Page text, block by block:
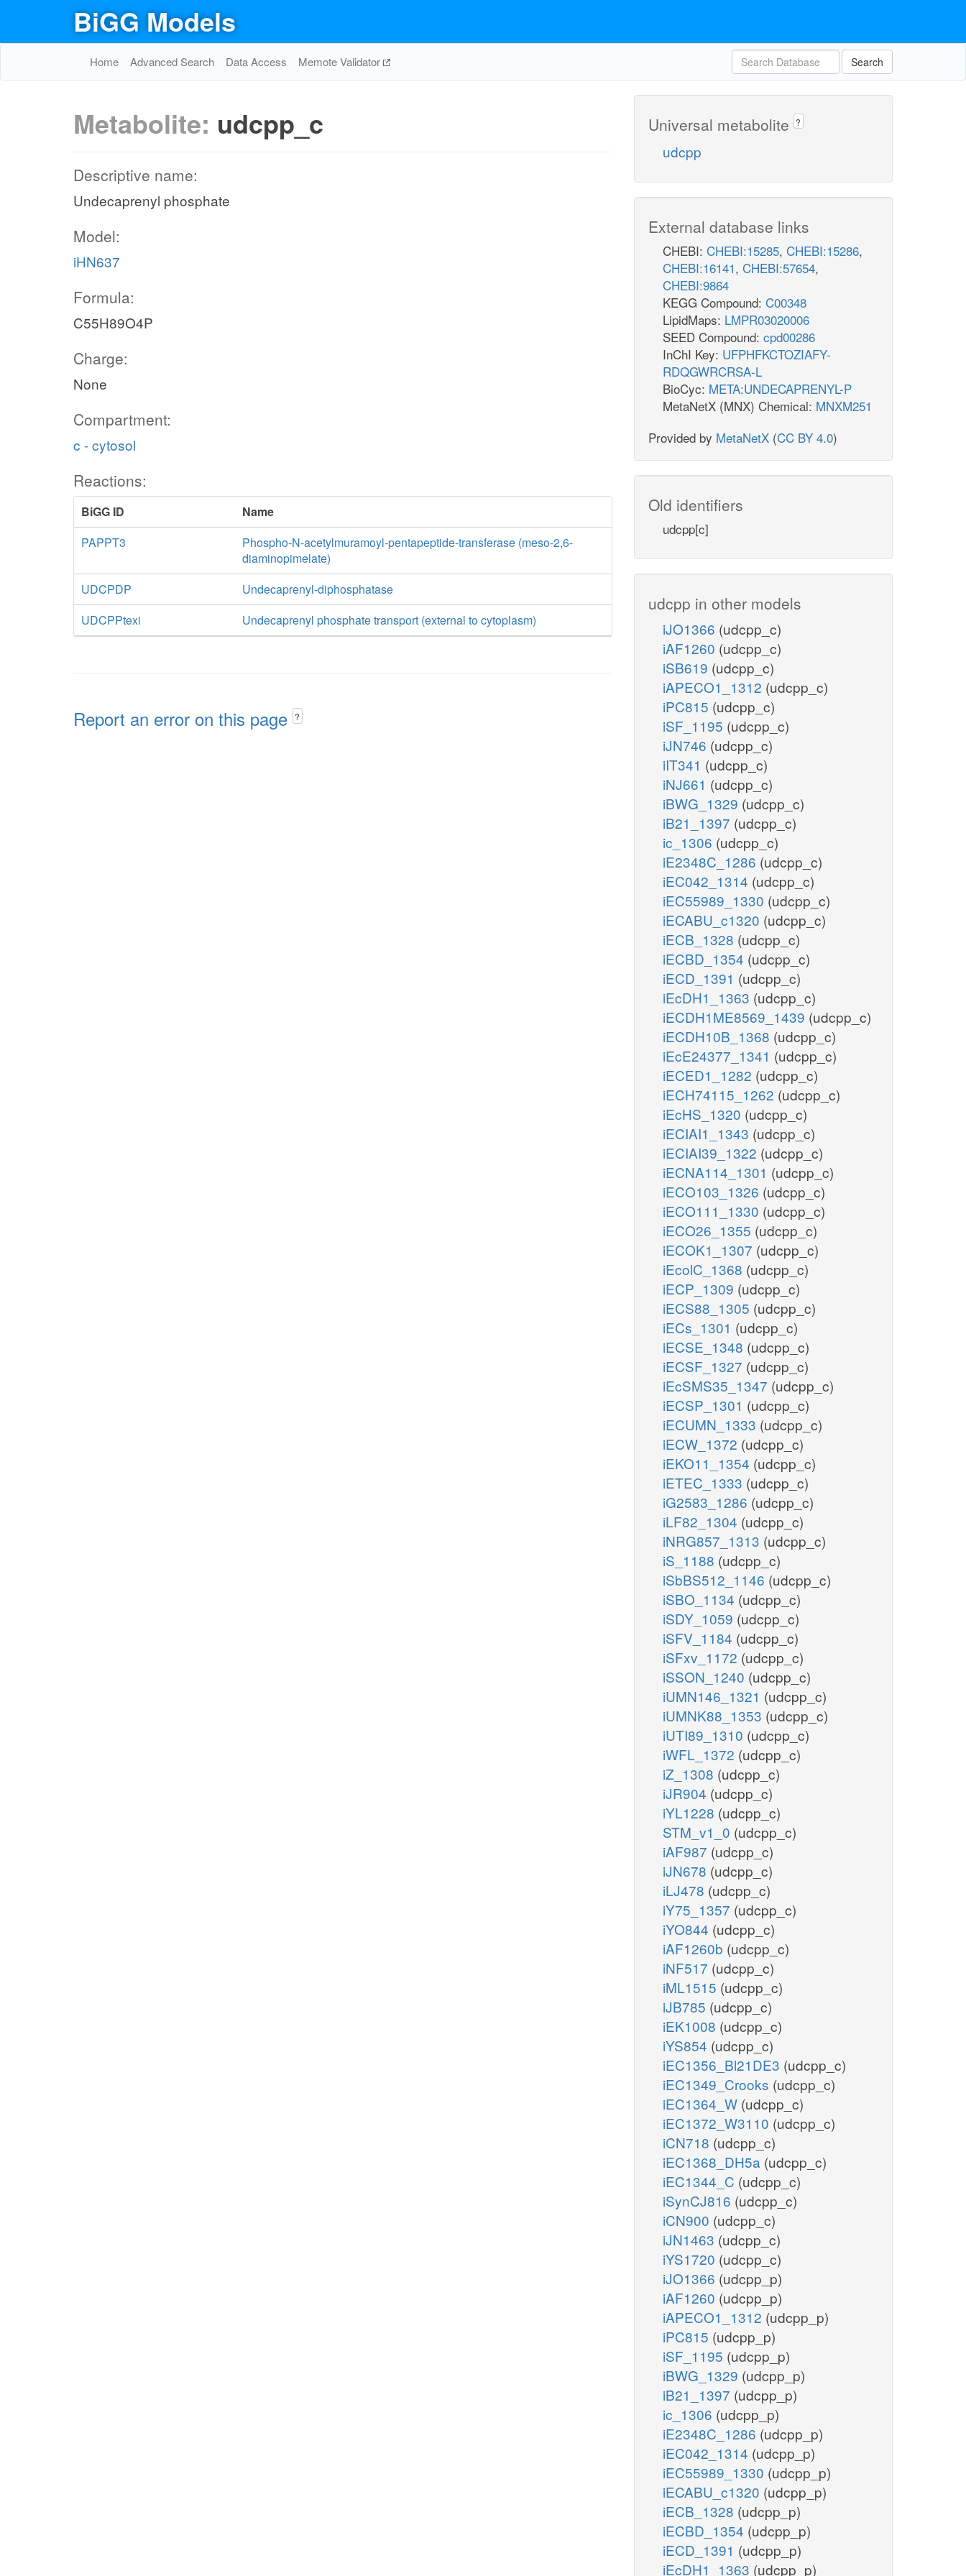
BiGG Models
Home Advanced Search Data Access Memote Validator Search
Metabolite: udcpp_c
Descriptive name:
Undecaprenyl phosphate
Model:
iHN637
Formula:
C55H89O4P
Charge:
None
Compartment:
c - cytosol
Reactions:
BiGG ID
Name
PAPPT3
Phospho-N-acetylmuramoyl-pentapeptide-transferase (meso-2,6-
diaminopimelate)
UDCPDP
Undecaprenyl-diphosphatase
UDCPPtexi
Undecaprenyl phosphate transport (external to cytoplasm)
Report an error on this page ?
Universal metabolite ?
udcpp
External database links
CHEBI: CHEBI:15285, CHEBI:15286,
CHEBI:16141, CHEBI:57654,
CHEBI:9864
KEGG Compound: C00348
LipidMaps: LMPR03020006
SEED Compound: cpd00286
InChI Key: UFPHFKCTOZIAFY-
RDQGWRCRSA-L
BioCyc: META:UNDECAPRENYL-P
MetaNetX (MNX) Chemical: MNXM251
Provided by MetaNetX (CC BY 4.0)
Old identifiers
udcpp[c]
udcpp in other models
iJO1366 (udcpp_c)
iAF1260 (udcpp_c)
iSB619 (udcpp_c)
iAPECO1_1312 (udcpp_c)
iPC815 (udcpp_c)
iSF_1195 (udcpp_c)
iJN746 (udcpp_c)
iIT341 (udcpp_c)
iNJ661 (udcpp_c)
iBWG_1329 (udcpp_c)
iB21_1397 (udcpp_c)
ic_1306 (udcpp_c)
iE2348C_1286 (udcpp_c)
iEC042_1314 (udcpp_c)
iEC55989_1330 (udcpp_c)
iECABU_c1320 (udcpp_c)
iECB_1328 (udcpp_c)
iECBD_1354 (udcpp_c)
iECD_1391 (udcpp_c)
iEcDH1_1363 (udcpp_c)
iECDH1ME8569_1439 (udcpp_c)
iECDH10B_1368 (udcpp_c)
iEcE24377_1341 (udcpp_c)
iECED1_1282 (udcpp_c)
iECH74115_1262 (udcpp_c)
iEcHS_1320 (udcpp_c)
iECIAI1_1343 (udcpp_c)
iECIAI39_1322 (udcpp_c)
iECNA114_1301 (udcpp_c)
iECO103_1326 (udcpp_c)
iECO111_1330 (udcpp_c)
iECO26_1355 (udcpp_c)
iECOK1_1307 (udcpp_c)
iEcolC_1368 (udcpp_c)
iECP_1309 (udcpp_c)
iECS88_1305 (udcpp_c)
iECs_1301 (udcpp_c)
iECSE_1348 (udcpp_c)
iECSF_1327 (udcpp_c)
iEcSMS35_1347 (udcpp_c)
iECSP_1301 (udcpp_c)
iECUMN_1333 (udcpp_c)
iECW_1372 (udcpp_c)
iEKO11_1354 (udcpp_c)
iETEC_1333 (udcpp_c)
iG2583_1286 (udcpp_c)
iLF82_1304 (udcpp_c)
iNRG857_1313 (udcpp_c)
iS_1188 (udcpp_c)
iSbBS512_1146 (udcpp_c)
iSBO_1134 (udcpp_c)
iSDY_1059 (udcpp_c)
iSFV_1184 (udcpp_c)
iSFxv_1172 (udcpp_c)
iSSON_1240 (udcpp_c)
iUMN146_1321 (udcpp_c)
iUMNK88_1353 (udcpp_c)
iUTI89_1310 (udcpp_c)
iWFL_1372 (udcpp_c)
iZ_1308 (udcpp_c)
iJR904 (udcpp_c)
iYL1228 (udcpp_c)
STM_v1_0 (udcpp_c)
iAF987 (udcpp_c)
iJN678 (udcpp_c)
iLJ478 (udcpp_c)
iY75_1357 (udcpp_c)
iYO844 (udcpp_c)
iAF1260b (udcpp_c)
iNF517 (udcpp_c)
iML1515 (udcpp_c)
iJB785 (udcpp_c)
iEK1008 (udcpp_c)
iYS854 (udcpp_c)
iEC1356_Bl21DE3 (udcpp_c)
iEC1349_Crooks (udcpp_c)
iEC1364_W (udcpp_c)
iEC1372_W3110 (udcpp_c)
iCN718 (udcpp_c)
iEC1368_DH5a (udcpp_c)
iEC1344_C (udcpp_c)
iSynCJ816 (udcpp_c)
iCN900 (udcpp_c)
iJN1463 (udcpp_c)
iYS1720 (udcpp_c)
iJO1366 (udcpp_p)
iAF1260 (udcpp_p)
iAPECO1_1312 (udcpp_p)
iPC815 (udcpp_p)
iSF_1195 (udcpp_p)
iBWG_1329 (udcpp_p)
iB21_1397 (udcpp_p)
ic_1306 (udcpp_p)
iE2348C_1286 (udcpp_p)
iEC042_1314 (udcpp_p)
iEC55989_1330 (udcpp_p)
iECABU_c1320 (udcpp_p)
iECB_1328 (udcpp_p)
iECBD_1354 (udcpp_p)
iECD_1391 (udcpp_p)
iEcDH1_1363 (udcpp_p)